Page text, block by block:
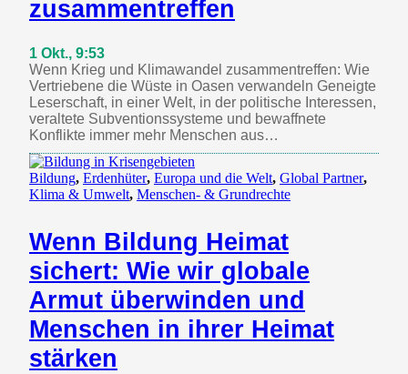
zusammentreffen
1 Okt., 9:53
Wenn Krieg und Klimawandel zusammentreffen: Wie
Vertriebene die Wüste in Oasen verwandeln Geneigte
Leserschaft, in einer Welt, in der politische Interessen,
veraltete Subventionssysteme und bewaffnete
Konflikte immer mehr Menschen aus…
Bildung, Erdenhüter, Europa und die Welt, Global Partner,
Klima & Umwelt, Menschen- & Grundrechte
Wenn Bildung Heimat
sichert: Wie wir globale
Armut überwinden und
Menschen in ihrer Heimat
stärken